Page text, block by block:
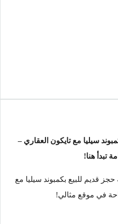
سيليا مع تايكون العقاري –
تبدأ هنا!
قديم للبيع بكمبوند سيليا مع
في موقع مثالي!